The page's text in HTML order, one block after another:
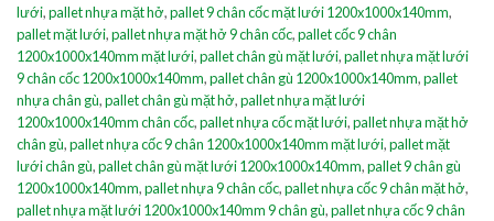
lưới,pallet nhựa mặt hở,pallet 9 chân cốc mặt lưới 1200x1000x140mm,
pallet mặt lưới,pallet nhựa mặt hở 9 chân cốc,pallet cốc 9 chân
1200x1000x140mm mặt lưới,pallet chân gù mặt lưới,pallet nhựa mặt lưới
9 chân cốc 1200x1000x140mm,pallet chân gù 1200x1000x140mm,pallet
nhựa chân gù,pallet chân gù mặt hở,pallet nhựa mặt lưới
1200x1000x140mm chân cốc,pallet nhựa cốc mặt lưới,pallet nhựa mặt hở
chân gù,pallet nhựa cốc 9 chân 1200x1000x140mm mặt lưới,pallet mặt
lưới chân gù,pallet chân gù mặt lưới 1200x1000x140mm,pallet 9 chân gù
1200x1000x140mm,pallet nhựa 9 chân cốc,pallet nhựa cốc 9 chân mặt hở,
pallet nhựa mặt lưới 1200x1000x140mm 9 chân gù,pallet nhựa cốc 9 chân